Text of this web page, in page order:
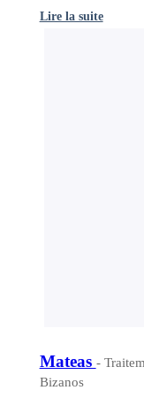
Lire la suite
Mateas -
Bizanos